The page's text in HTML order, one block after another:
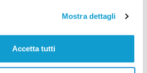
Mostra dettagli
Accetta tutti